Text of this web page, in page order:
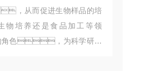
，从而促进生物样品的培
培养还是食品加工等领
角色，为科学研究